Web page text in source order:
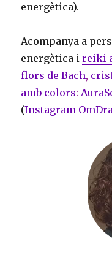
energètica).
Acompanya a
energètica ireiki
flors de Bach,
amb colors:
(Instagram